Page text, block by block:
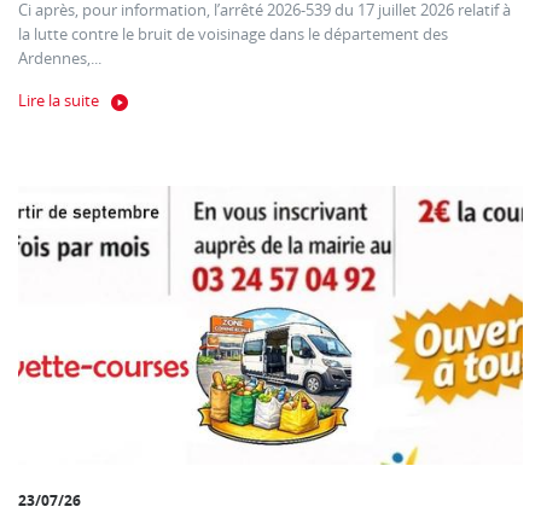
Ci après, pour information, l’arrêté 2026-539 du 17 juillet 2026 relatif à
la lutte contre le bruit de voisinage dans le département des
Ardennes,...
Lire la suite
23/07/26